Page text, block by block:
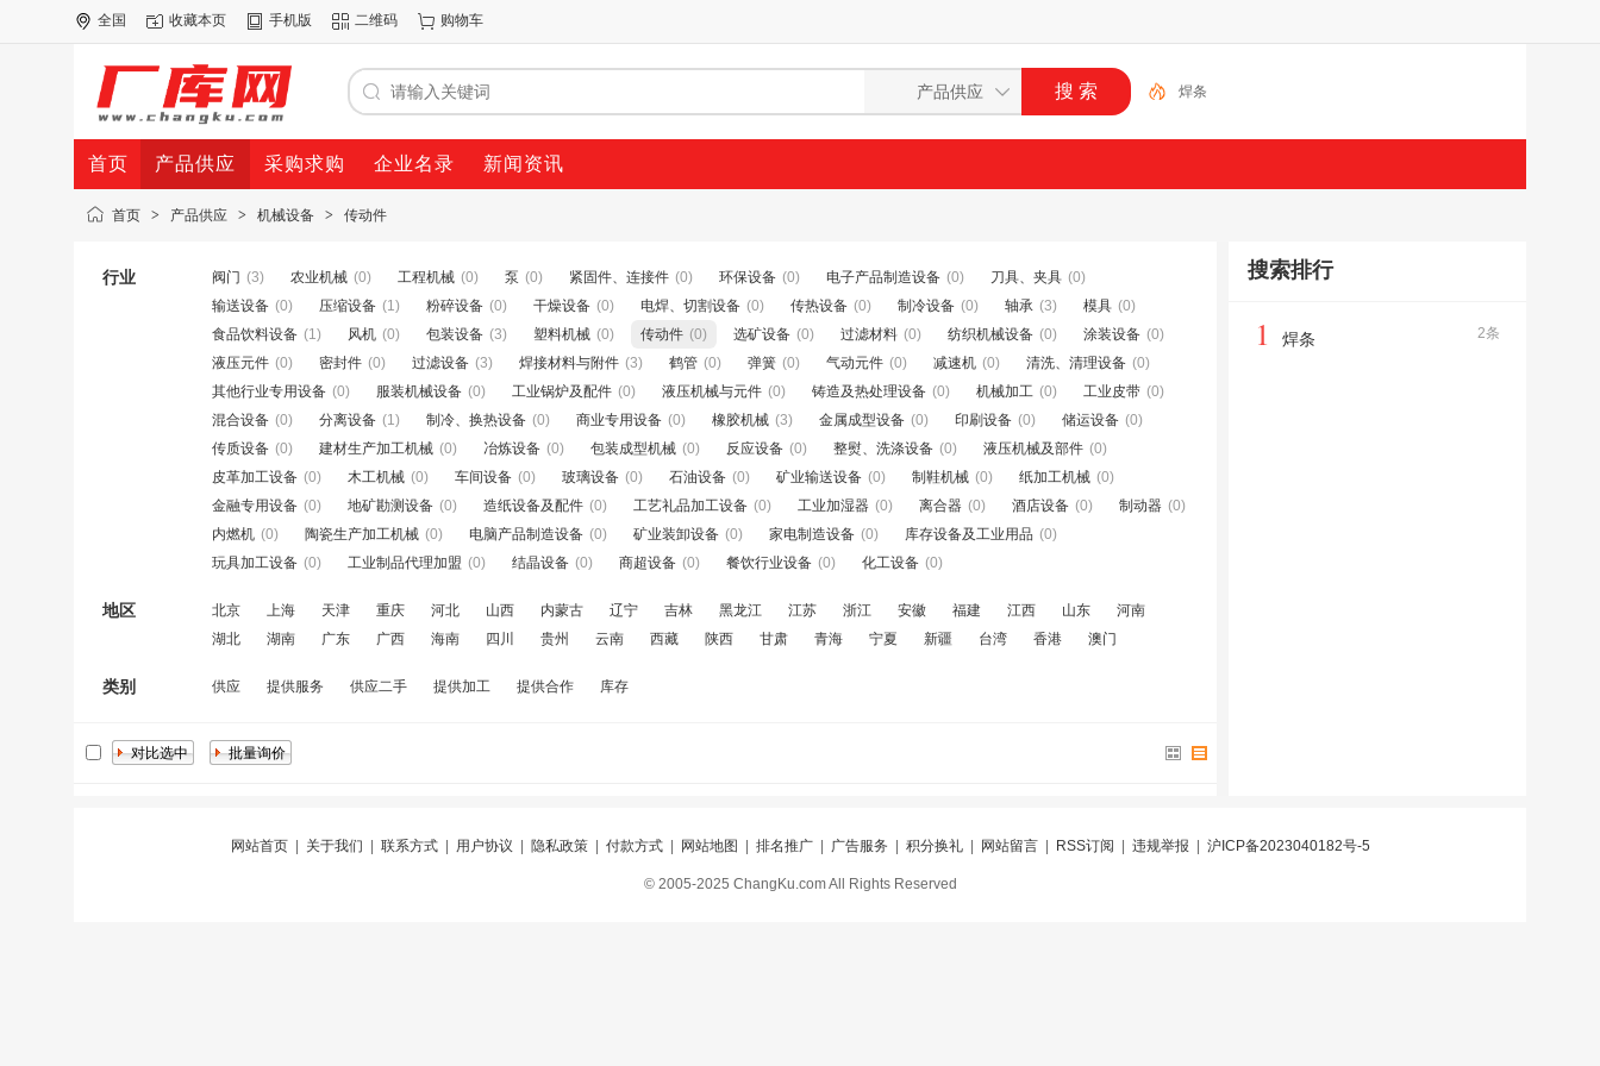
全国 收藏本页 手机版 二维码 购物车
焊条
首页 产品供应 采购求购 企业名录 新闻资讯
首页 > 产品供应 > 机械设备 > 传动件
行业 阀门 (3) 农业机械 (0) 工程机械 (0) 泵 (0) 紧固件、连接件 (0) 环保设备 (0) 电子产品制造设备 (0) 刀具、夹具 (0)
输送设备 (0) 压缩设备 (1) 粉碎设备 (0) 干燥设备 (0) 电焊、切割设备 (0) 传热设备 (0) 制冷设备 (0) 轴承 (3) 模具 (0)
食品饮料设备 (1) 风机 (0) 包装设备 (3) 塑料机械 (0) 传动件 (0) 选矿设备 (0) 过滤材料 (0) 纺织机械设备 (0) 涂装设备 (0)
液压元件 (0) 密封件 (0) 过滤设备 (3) 焊接材料与附件 (3) 鹤管 (0) 弹簧 (0) 气动元件 (0) 减速机 (0) 清洗、清理设备 (0)
其他行业专用设备 (0) 服装机械设备 (0) 工业锅炉及配件 (0) 液压机械与元件 (0) 铸造及热处理设备 (0) 机械加工 (0) 工业皮带 (0)
混合设备 (0) 分离设备 (1) 制冷、换热设备 (0) 商业专用设备 (0) 橡胶机械 (3) 金属成型设备 (0) 印刷设备 (0) 储运设备 (0)
传质设备 (0) 建材生产加工机械 (0) 冶炼设备 (0) 包装成型机械 (0) 反应设备 (0) 整熨、洗涤设备 (0) 液压机械及部件 (0)
皮革加工设备 (0) 木工机械 (0) 车间设备 (0) 玻璃设备 (0) 石油设备 (0) 矿业输送设备 (0) 制鞋机械 (0) 纸加工机械 (0)
金融专用设备 (0) 地矿勘测设备 (0) 造纸设备及配件 (0) 工艺礼品加工设备 (0) 工业加湿器 (0) 离合器 (0) 酒店设备 (0) 制动器 (0)
内燃机 (0) 陶瓷生产加工机械 (0) 电脑产品制造设备 (0) 矿业装卸设备 (0) 家电制造设备 (0) 库存设备及工业用品 (0)
玩具加工设备 (0) 工业制品代理加盟 (0) 结晶设备 (0) 商超设备 (0) 餐饮行业设备 (0) 化工设备 (0)
地区 北京 上海 天津 重庆 河北 山西 内蒙古 辽宁 吉林 黑龙江 江苏 浙江 安徽 福建 江西 山东
河南
湖北
湖南 广东 广西 海南 四川 贵州 云南 西藏 陕西 甘肃 青海 宁夏 新疆 台湾 香港 澳门
类别 供应 提供服务 供应二手 提供加工 提供合作 库存
搜索排行
2条
1 焊条
网站首页| 关于我们 联系方式| 用户协议 隐私政策| 付款方式| 网站地图 排名推广| 广告服务 积分换礼| 网站留言| RSS订阅 违规举报 沪ICP备2023040182号-5
© 2005-2025 ChangKu.com All Rights Reserved